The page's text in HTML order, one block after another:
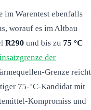
im Warentest ebenfalls
worauf es im Altbau
R290 und bis zu 75 °C
der
Grenze reicht
75-°C-Kandidat mit
Kompromiss und